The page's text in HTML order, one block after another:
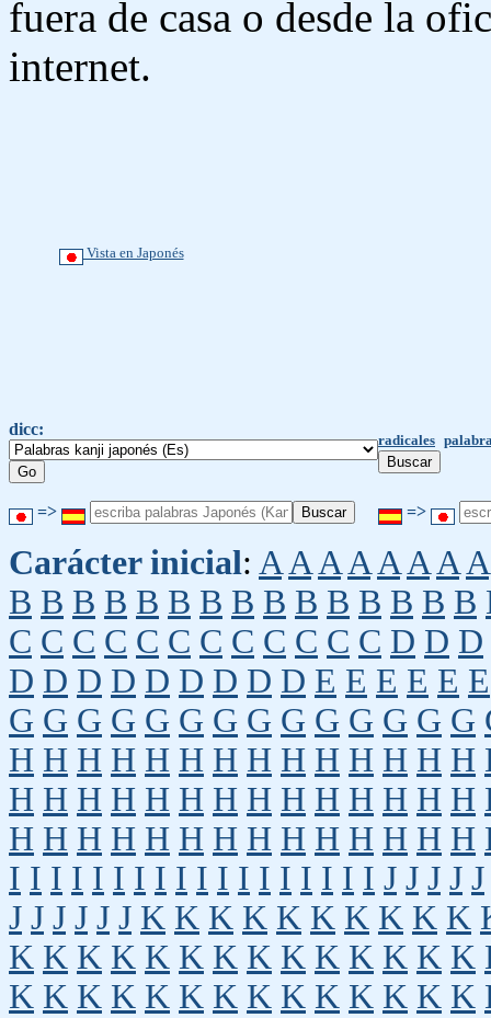
fuera de casa o desde la
internet.
Vista en Japonés
dicc:
radicales
=> =>
Carácter inicial: A A A A A A A A
B B B B B B B B B B B B B B B
C C C C C C C C C C C C D D D
D D D D D D D D D E E E E E E
G G G G G G G G G G G G G G
H H H H H H H H H H H H H H
H H H H H H H H H H H H H H
H H H H H H H H H H H H H H
I I I I I I I I I I I I I I I I I I J J J J J
J J J J J J K K K K K K K K K K
K K K K K K K K K K K K K K
K K K K K K K K K K K K K K